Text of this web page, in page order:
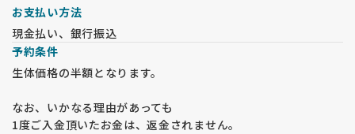
お支払い方法
現金払い、銀行振込
予約条件
生体価格の半額となります。
なお、いかなる理由があっても
1度ご入金頂いたお金は、返金されません。